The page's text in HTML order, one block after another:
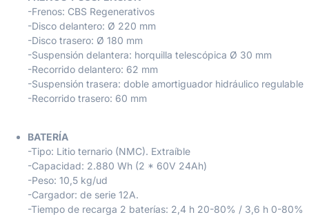
-Frenos: CBS Regenerativos
-Disco delantero: Ø 220 mm
-Disco trasero: Ø 180 mm
-Suspensión delantera: horquilla telescópica Ø 30 mm
-Recorrido delantero: 62 mm
-Suspensión trasera: doble amortiguador hidráulico regulable
-Recorrido trasero: 60 mm
BATERÍA
-Tipo: Litio ternario (NMC). Extraíble
-Capacidad: 2.880 Wh (2 * 60V 24Ah)
-Peso: 10,5 kg/ud
-Cargador: de serie 12A.
-Tiempo de recarga 2 baterías: 2,4 h 20-80% / 3,6 h 0-80%